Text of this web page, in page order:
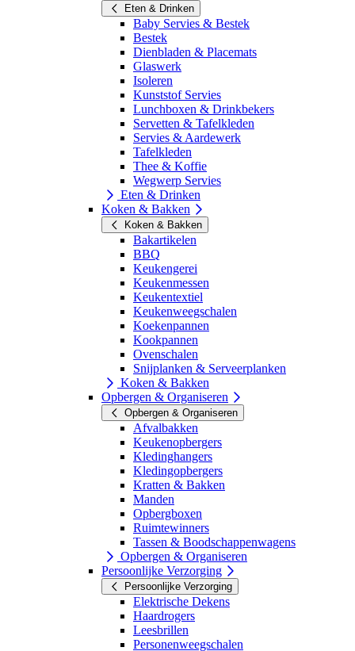
Eten & Drinken
Baby Servies & Bestek
Bestek
Dienbladen & Placemats
Glaswerk
Isoleren
Kunststof Servies
Lunchboxen & Drinkbekers
Servetten & Tafelkleden
Servies & Aardewerk
Tafelkleden
Thee & Koffie
Wegwerp Servies
Eten & Drinken
Koken & Bakken
Koken & Bakken
Bakartikelen
BBQ
Keukengerei
Keukenmessen
Keukentextiel
Keukenweegschalen
Koekenpannen
Kookpannen
Ovenschalen
Snijplanken & Serveerplanken
Koken & Bakken
Opbergen & Organiseren
Opbergen & Organiseren
Afvalbakken
Keukenopbergers
Kledinghangers
Kledingopbergers
Kratten & Bakken
Manden
Opbergboxen
Ruimtewinners
Tassen & Boodschappenwagens
Opbergen & Organiseren
Persoonlijke Verzorging
Persoonlijke Verzorging
Elektrische Dekens
Haardrogers
Leesbrillen
Personenweegschalen